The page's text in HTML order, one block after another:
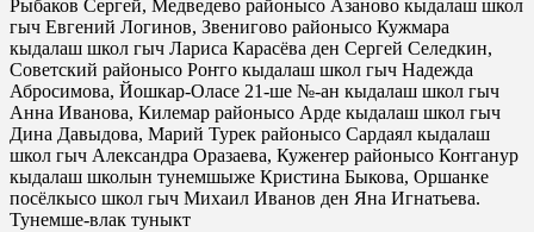
Рыбаков Сергей, Медведево районысо Азаново кыдалаш школ
гыч Евгений Логинов, Звенигово районысо Кужмара
кыдалаш школ гыч Лариса Карасёва ден Сергей Селедкин,
Советский районысо Роҥго кыдалаш школ гыч Надежда
Абросимова, Йошкар-Оласе 21-ше №-ан кыдалаш школ гыч
Анна Иванова, Килемар районысо Арде кыдалаш школ гыч
Дина Давыдова, Марий Турек районысо Сардаял кыдалаш
школ гыч Александра Оразаева, Кужеҥер районысо Коҥганур
кыдалаш школын тунемшыже Кристина Быкова, Оршанке
посёлкысо школ гыч Михаил Иванов ден Яна Игнатьева.
Тунемше-влак туныкт